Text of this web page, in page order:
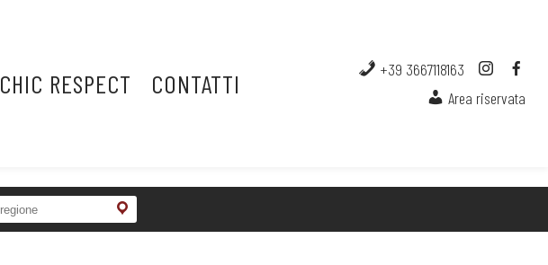
CHIC RESPECT CONTATTI
+39 3667118163
Area riservata